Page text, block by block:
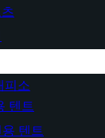
피소
텐트
텐트